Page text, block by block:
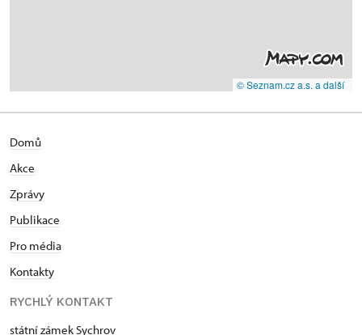
© Seznam.cz a.s. a další
Domů
Akce
Zprávy
Publikace
Pro média
Kontakty
RYCHLÝ KONTAKT
státní zámek Sychrov